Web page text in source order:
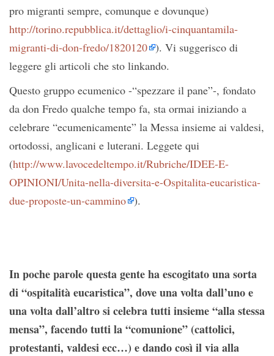
pro migranti sempre, comunque e dovunque)
http://torino.repubblica.it/dettaglio/i-cinquantamila-
migranti-di-don-fredo/1820120 ). Vi suggerisco di
leggere gli articoli che sto linkando.
Questo gruppo ecumenico -“spezzare il pane”-, fondato
da don Fredo qualche tempo fa, sta ormai iniziando a
celebrare “ecumenicamente” la Messa insieme ai valdesi,
ortodossi, anglicani e luterani. Leggete qui
(http://www.lavocedeltempo.it/Rubriche/IDEE-E-
OPINIONI/Unita-nella-diversita-e-Ospitalita-eucaristica-
due-proposte-un-cammino ).
In poche parole questa gente ha escogitato una sorta
di “ospitalità eucaristica”, dove una volta dall’uno e
una volta dall’altro si celebra tutti insieme “alla stessa
mensa”, facendo tutti la “comunione” (cattolici,
protestanti, valdesi ecc…) e dando così il via alla